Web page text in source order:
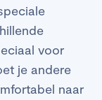
voor
je andere
naar